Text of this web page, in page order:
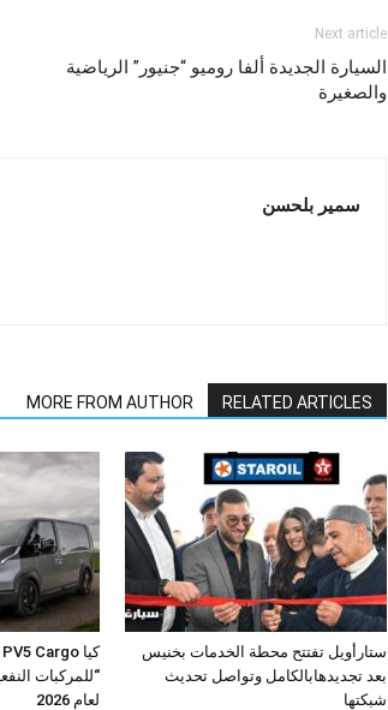
Next article
السيارة الجديدة ألفا روميو “جنيور” الرياضية
والصغيرة
سمير بلحسن
RELATED ARTICLES
MORE FROM AUTHOR
لعام 2026
ستارأويل تفتتح محطة الخدمات بخنيس
بعد تجديدهابالكامل وتواصل تحديث
شبكتها